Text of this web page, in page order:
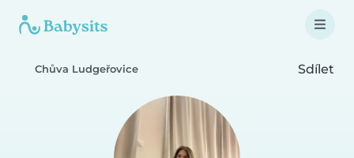
Chůva Ludgeřovice Sdílet